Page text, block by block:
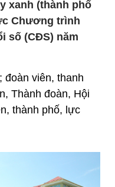
xanh (thành phố
Chương trình
số (CĐS) năm
đoàn viên, thanh
Thành đoàn, Hội
thành phố, lực